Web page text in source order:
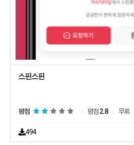
스핀스핀
평점 평점2.8 무료
494